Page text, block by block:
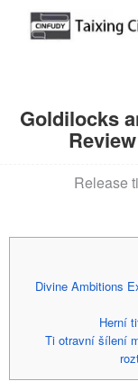
Goldilocks
Release
Divine Ambitions
Herní
Ti otravní šílení